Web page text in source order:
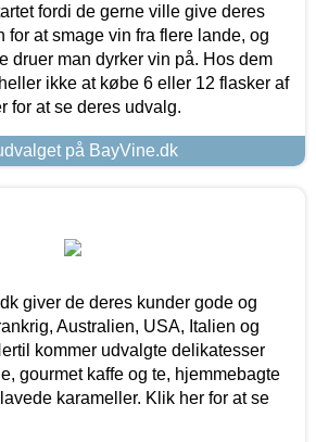
fordi de gerne ville give deres
for at smage vin fra flere lande, og
druer man dyrker vin på. Hos dem
ikke at købe 6 eller 12 flasker af
for at se deres udvalg.
på BayVine.dk
giver de deres kunder gode og
Australien, USA, Italien og
kommer udvalgte delikatesser
gourmet kaffe og te, hjemmebagte
karameller. Klik her for at se